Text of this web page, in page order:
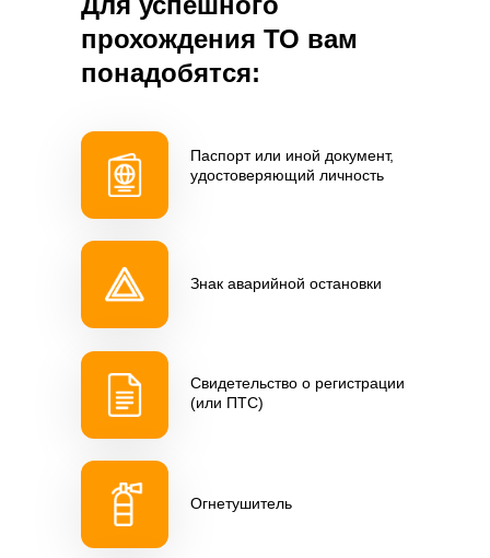
прохождения ТО вам
понадобятся:
Паспорт или иной документ,
удостоверяющий личность
Свидетельство о регистрации
(или ПТС)
Огнетушитель
Знак аварийной остановки